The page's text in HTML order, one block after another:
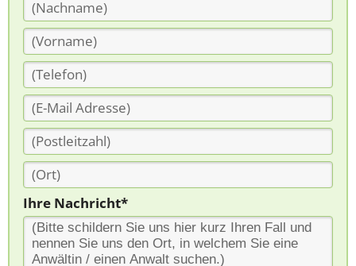
Ihre Nachricht*